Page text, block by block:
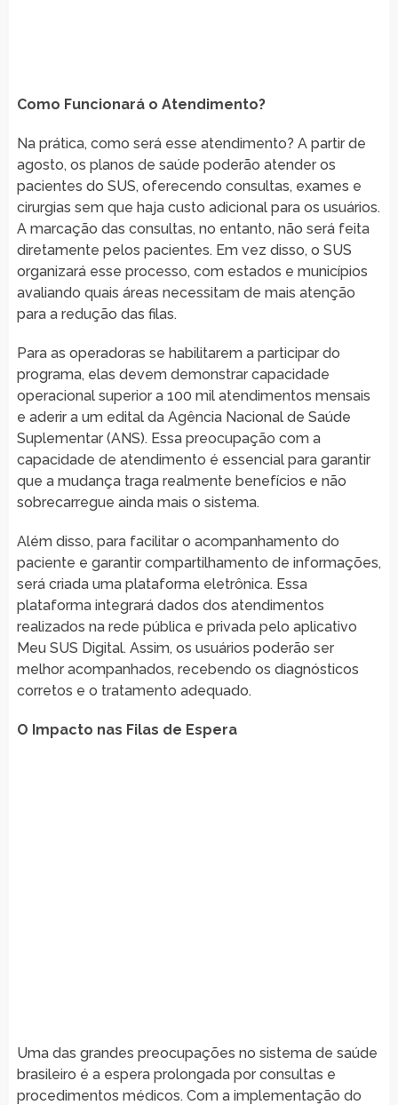
Como Funcionará o Atendimento?
Na prática, como será esse atendimento? A partir de
agosto, os planos de saúde poderão atender os
pacientes do SUS, oferecendo consultas, exames e
cirurgias sem que haja custo adicional para os usuários.
A marcação das consultas, no entanto, não será feita
diretamente pelos pacientes. Em vez disso, o SUS
organizará esse processo, com estados e municípios
avaliando quais áreas necessitam de mais atenção
para a redução das filas.
Para as operadoras se habilitarem a participar do
programa, elas devem demonstrar capacidade
operacional superior a 100 mil atendimentos mensais
e aderir a um edital da Agência Nacional de Saúde
Suplementar (ANS). Essa preocupação com a
capacidade de atendimento é essencial para garantir
que a mudança traga realmente benefícios e não
sobrecarregue ainda mais o sistema.
Além disso, para facilitar o acompanhamento do
paciente e garantir compartilhamento de informações,
será criada uma plataforma eletrônica. Essa
plataforma integrará dados dos atendimentos
realizados na rede pública e privada pelo aplicativo
Meu SUS Digital. Assim, os usuários poderão ser
melhor acompanhados, recebendo os diagnósticos
corretos e o tratamento adequado.
O Impacto nas Filas de Espera
Uma das grandes preocupações no sistema de saúde
brasileiro é a espera prolongada por consultas e
procedimentos médicos. Com a implementação do